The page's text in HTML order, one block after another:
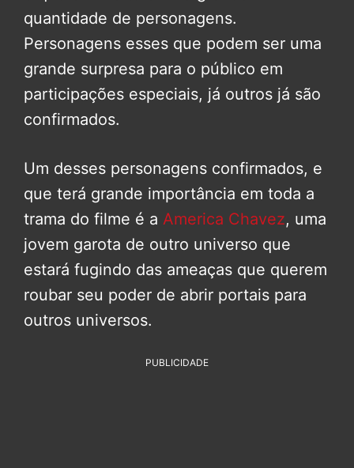
quantidade de personagens.
Personagens esses que podem ser uma
grande surpresa para o público em
participações especiais, já outros já são
confirmados.
Um desses personagens confirmados, e
que terá grande importância em toda a
trama do filme é a America Chavez, uma
jovem garota de outro universo que
estará fugindo das ameaças que querem
roubar seu poder de abrir portais para
outros universos.
PUBLICIDADE